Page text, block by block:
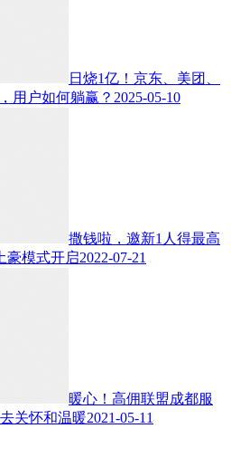
日烧1亿！京东、美团、
用户如何躺赢？ 2025-05-10
撒钱啦，邀新1人得最高
豪模式开启2022-07-21
暖心！高佣联盟成都服
关怀和温暖2021-05-11